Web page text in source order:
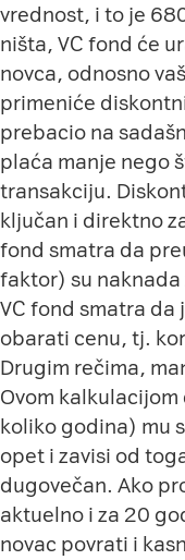
vrednost, i to je
ništa, VC fond će
novca, odnosno
primeniće
prebacio na
plaća manje nego
transakciju.
ključan i direktno
fond smatra da
faktor) su
VC fond smatra da
obarati cenu, tj.
Drugim rečima,
Ovom
koliko godina) mu
opet i zavisi od
dugovečan. Ako
aktuelno i za 20
novac povrati i